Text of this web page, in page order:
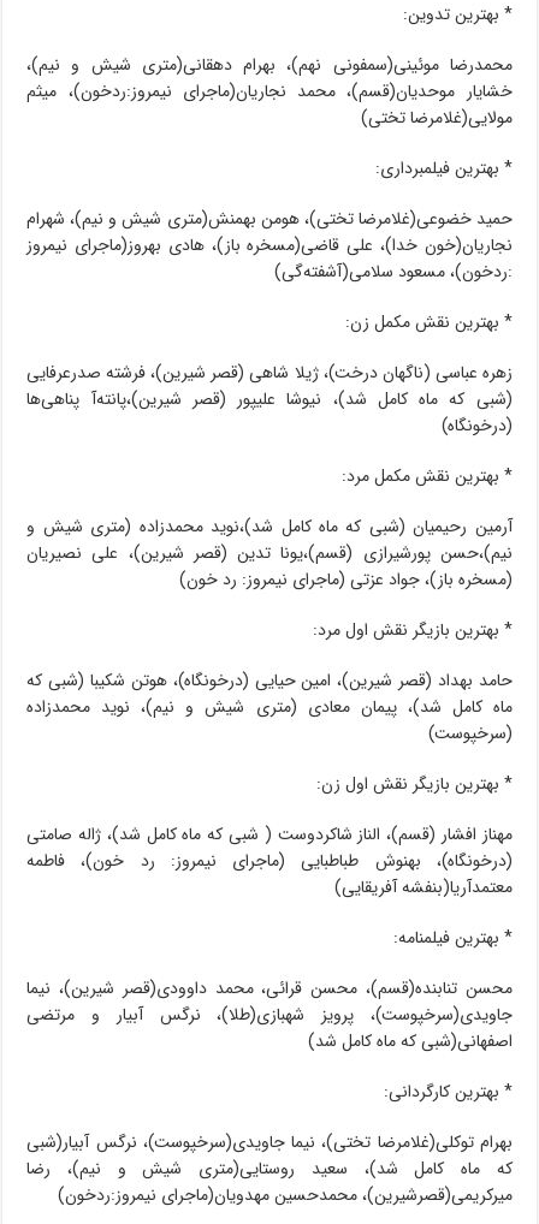
* بهترین تدوین:
محمدرضا موئینی(سمفونی نهم)، بهرام دهقانی(متری شیش و نیم)،
خشایار موحدیان(قسم)، محمد نجاریان(ماجرای نیمروز:ردخون)، میثم
مولایی(غلامرضا تختی)
* بهترین فیلمبرداری:
حمید خضوعی(غلامرضا تختی)، هومن بهمنش(متری شیش و نیم)، شهرام
نجاریان(خون خدا)، علی قاضی(مسخره باز)، هادی بهروز(ماجرای نیمروز
:ردخون)، مسعود سلامی(آشفته‌گی)
* بهترین نقش مکمل زن:
زهره عباسی (ناگهان درخت)، ژیلا شاهی (قصر شیرین)، فرشته صدرعرفایی
(شبی که ماه کامل شد)، نیوشا علیپور (قصر شیرین)،پانته‌آ پناهی‌ها
(درخونگاه)
* بهترین نقش مکمل مرد:
آرمین رحیمیان (شبی که ماه کامل شد)،نوید محمدزاده (متری شیش و
نیم)،حسن پورشیرازی (قسم)،یونا تدین (قصر شیرین)، علی نصیریان
(مسخره باز)، جواد عزتی (ماجرای نیمروز: رد خون)
* بهترین بازیگر نقش اول مرد:
حامد بهداد (قصر شیرین)، امین حیایی (درخونگاه)، هوتن شکیبا (شبی که
ماه کامل شد)، پیمان معادی (متری شیش و نیم)، نوید محمدزاده
(سرخپوست)
* بهترین بازیگر نقش اول زن:
مهناز افشار (قسم)، الناز شاکردوست ( شبی که ماه کامل شد)، ژاله صامتی
(درخونگاه)، بهنوش طباطبایی (ماجرای نیمروز: رد خون)، فاطمه
معتمدآریا(بنفشه آفریقایی)
* بهترین فیلمنامه:
محسن تنابنده(قسم)، محسن قرائی، محمد داوودی(قصر شیرین)، نیما
جاویدی(سرخپوست)، پرویز شهبازی(طلا)، نرگس آبیار و مرتضی
اصفهانی(شبی که ماه کامل شد)
* بهترین کارگردانی:
بهرام توکلی(غلامرضا تختی)، نیما جاویدی(سرخپوست)، نرگس آبیار(شبی
که ماه کامل شد)، سعید روستایی(متری شیش و نیم)، رضا
میرکریمی(قصرشیرین)، محمدحسین مهدویان(ماجرای نیمروز:ردخون)